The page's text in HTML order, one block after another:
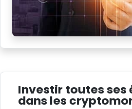
Investir toutes ses
dans les